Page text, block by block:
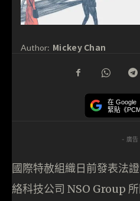
Author: Mickey Chan
在 Google
緊貼《
- 廣告
國際特赦組織日前發表法
絡科技公司 NSO Group